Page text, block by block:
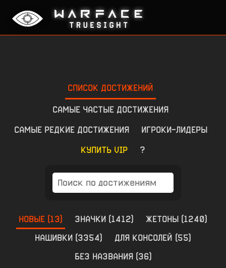
СПИСОК ДОСТИЖЕНИЙ
САМЫЕ ЧАСТЫЕ ДОСТИЖЕНИЯ
САМЫЕ РЕДКИЕ ДОСТИЖЕНИЯ
ИГРОКИ-ЛИДЕРЫ
КУПИТЬ VIP
?
НОВЫЕ (13) ЗНАЧКИ (1412) ЖЕТОНЫ (1240)
НАШИВКИ (3354) ДЛЯ КОНСОЛЕЙ (55)
БЕЗ НАЗВАНИЯ(36)